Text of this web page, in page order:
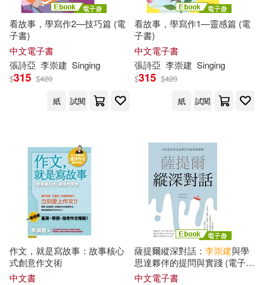
看故事，學寫作2—技巧篇 (電
子書)
中文電子書
張詩亞 李崇建 Singing
$315 $420
紙
試閱
看故事，學寫作1—靈感篇 (電
子書)
中文電子書
張詩亞 李崇建 Singing
$315 $420
紙
試閱
作文，就是寫故事：故事核心
式創意作文術
中文書
薩提爾縱深對話： 李崇建與學
思達夥伴的提問與實踐 (電子
書)
中文電子書